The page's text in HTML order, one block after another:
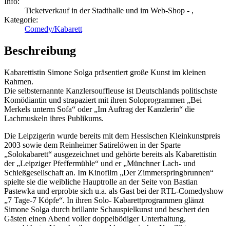
Ticketverkauf in der Stadthalle und im Web-Shop - ,
Kategorie:
Comedy/Kabarett
Beschreibung
Kabarettistin Simone Solga präsentiert große Kunst im kleinen
Rahmen.
Die selbsternannte Kanzlersouffleuse ist Deutschlands politischste
Komödiantin und strapaziert mit ihren Soloprogrammen „Bei
Merkels unterm Sofa“ oder „Im Auftrag der Kanzlerin“ die
Lachmuskeln ihres Publikums.
Die Leipzigerin wurde bereits mit dem Hessischen Kleinkunstpreis
2003 sowie dem Reinheimer Satirelöwen in der Sparte
„Solokabarett“ ausgezeichnet und gehörte bereits als Kabarettistin
der „Leipziger Pfeffermühle“ und er „Münchner Lach- und
Schießgesellschaft an. Im Kinofilm „Der Zimmerspringbrunnen“
spielte sie die weibliche Hauptrolle an der Seite von Bastian
Pastewka und erprobte sich u.a. als Gast bei der RTL-Comedyshow
„7 Tage-7 Köpfe“. In ihren Solo- Kabarettprogrammen glänzt
Simone Solga durch brillante Schauspielkunst und beschert den
Gästen einen Abend voller doppelbödiger Unterhaltung,